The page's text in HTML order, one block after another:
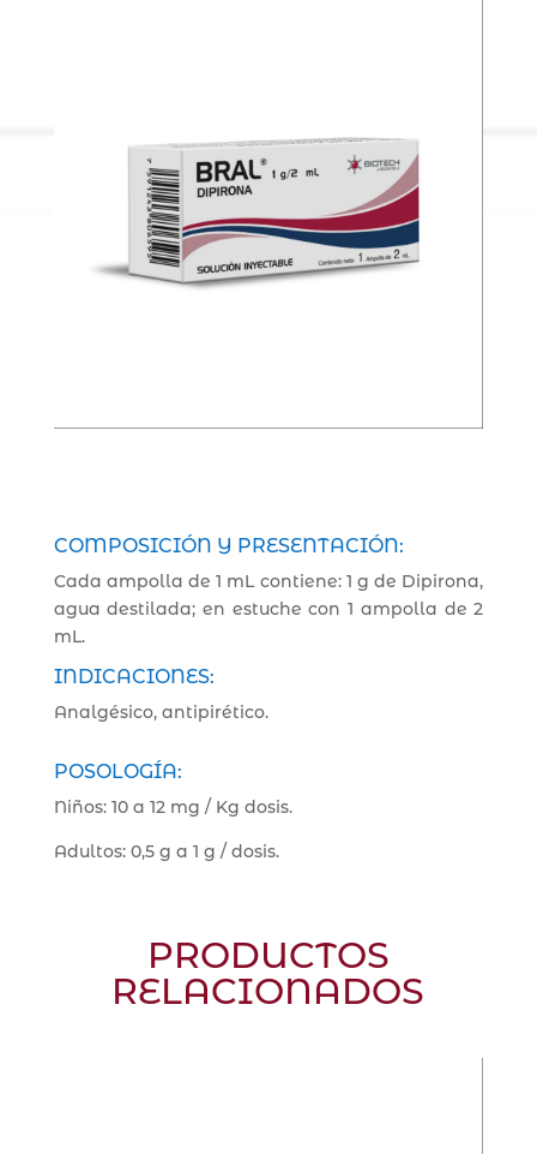
COMPOSICIÓN Y PRESENTACIÓN:
Cada ampolla de 1 mL contiene: 1 g de Dipirona,
agua destilada; en estuche con 1 ampolla de 2
mL.
INDICACIONES:
Analgésico, antipirético.
POSOLOGÍA:
Niños: 10 a 12 mg / Kg dosis.
Adultos: 0,5 g a 1 g / dosis.
PRODUCTOS
RELACIONADOS